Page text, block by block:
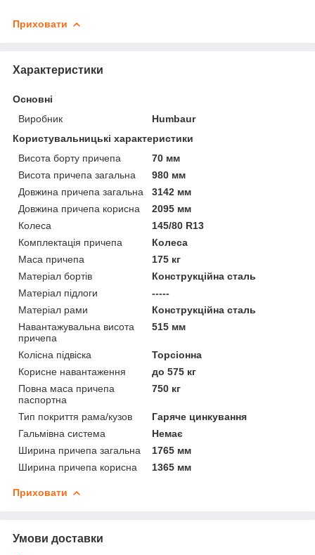
Приховати
Характеристики
Основні
Виробник
Humbaur
Користувальницькі характеристики
Висота борту причепа
70 мм
Висота причепа загальна
980 мм
Довжина причепа загальна
3142 мм
Довжина причепа корисна
2095 мм
Колеса
145/80 R13
Комплектація причепа
Колеса
Маса причепа
175 кг
Матеріал бортів
Конструкційна сталь
Матеріал підлоги
-----
Матеріал рами
Конструкційна сталь
Навантажувальна висота
причепа
515 мм
Колісна підвіска
Торсіонна
Корисне навантаження
до 575 кг
Повна маса причепа
паспортна
750 кг
Тип покриття рама/кузов
Гаряче цинкування
Гальмівна система
Немає
Ширина причепа загальна
1765 мм
Ширина причепа корисна
1365 мм
Приховати
Умови доставки